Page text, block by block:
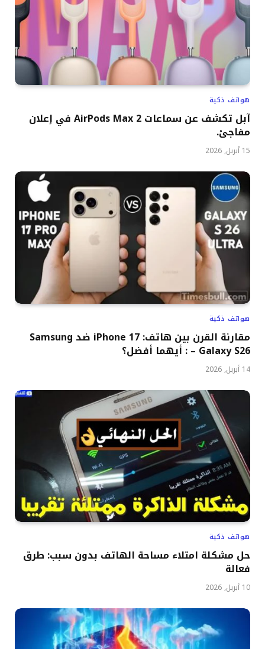
هواتف ذكية
آبل تكشف عن سماعات AirPods Max 2 في إعلان
مفاجئ.
15 أبريل, 2026
هواتف ذكية
مقارنة القرن بين هاتف: iPhone 17 ضد Samsung
Galaxy S26 – : أيهما أفضل؟
14 أبريل, 2026
هواتف ذكية
حل مشكلة امتلاء مساحة الهاتف بدون سبب: طرق
فعالة
10 أبريل, 2026